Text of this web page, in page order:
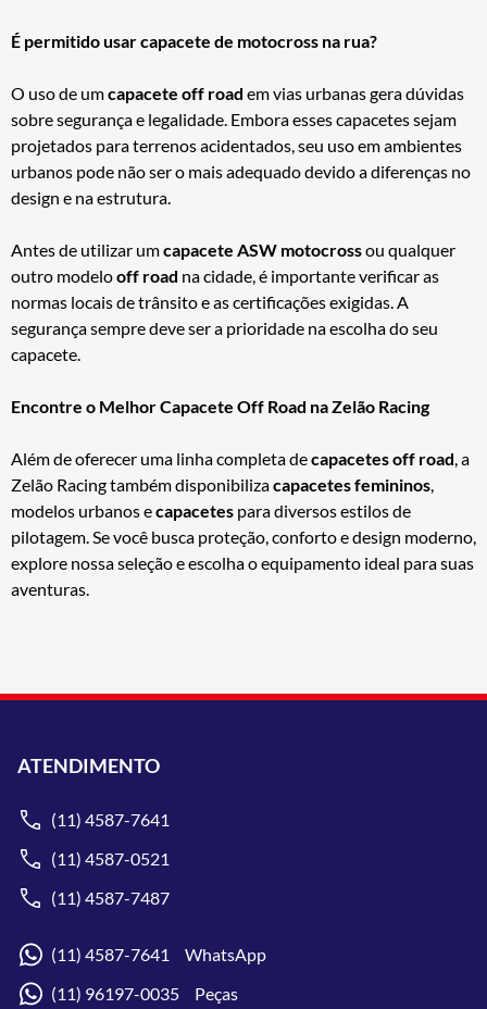
É permitido usar capacete de motocross na rua?
O uso de umcapacete off road em vias urbanas gera dúvidas
sobre segurança e legalidade. Embora esses capacetes sejam
projetados para terrenos acidentados, seu uso em ambientes
urbanos pode não ser o mais adequado devido a diferenças no
design e na estrutura.
Antes de utilizar umcapacete ASW motocrossou qualquer
outro modelooff road na cidade, é importante verificar as
normas locais de trânsito e as certificações exigidas. A
segurança sempre deve ser a prioridade na escolha do seu
capacete.
Encontre o Melhor Capacete Off Road na Zelão Racing
Além de oferecer uma linha completa decapacetes off road, a
Zelão Racing também disponibilizacapacetes femininos,
modelos urbanos ecapacetes para diversos estilos de
pilotagem. Se você busca proteção, conforto e design moderno,
explore nossa seleção e escolha o equipamento ideal para suas
aventuras.
ATENDIMENTO
(11) 4587-7641
(11) 4587-0521
(11) 4587-7487
(11) 4587-7641 WhatsApp
(11) 96197-0035 Peças